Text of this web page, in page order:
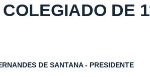
DE
DE SANTANA - PRESIDENTE